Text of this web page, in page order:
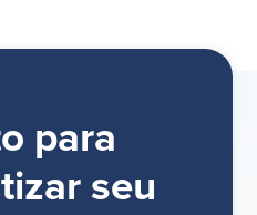
para
seu